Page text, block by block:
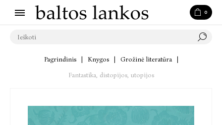
0
Pagrindinis Knygos Grožinė literatūra
Fantastika, distopijos, utopijos